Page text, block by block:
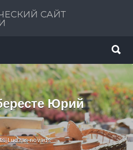
отдыха
Юрий
Ludzas novads